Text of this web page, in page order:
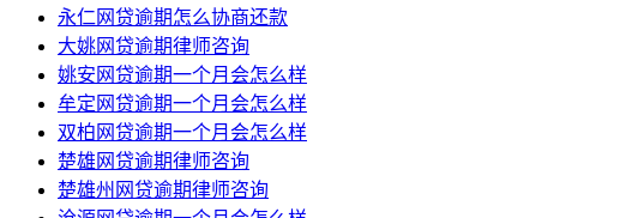
永仁网贷逾期怎么协商还款
大姚网贷逾期律师咨询
姚安网贷逾期一个月会怎么样
牟定网贷逾期一个月会怎么样
双柏网贷逾期一个月会怎么样
楚雄网贷逾期律师咨询
楚雄州网贷逾期律师咨询